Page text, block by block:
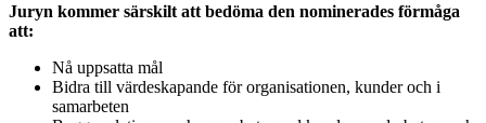
Juryn kommer särskilt att bedöma den nominerades förmåga
att:
Nå uppsatta mål
Bidra till värdeskapande för organisationen, kunder och i
samarbeten